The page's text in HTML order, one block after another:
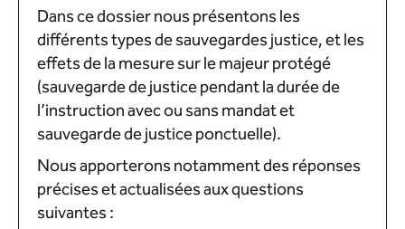
Dans ce dossier nous présentons les
différents types de sauvegardes justice, et les
effets de la mesure sur le majeur protégé
(sauvegarde de justice pendant la durée de
l’instruction avec ou sans mandat et
sauvegarde de justice ponctuelle).
Nous apporterons notamment des réponses
précises et actualisées aux questions
suivantes :